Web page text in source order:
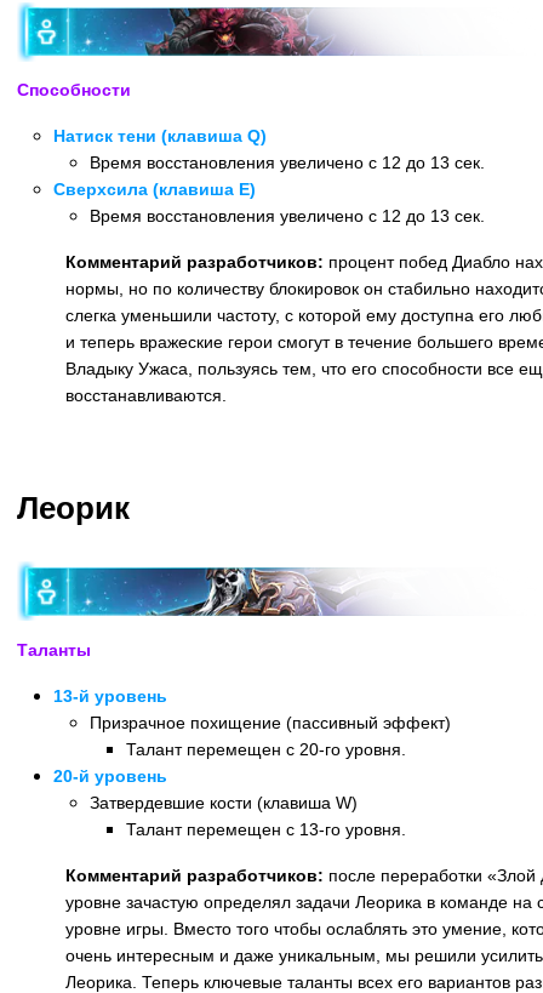
Способности
Натиск тени (клавиша Q)
Время восстановления увеличено с 12 до 13 сек.
Сверхсила (клавиша E)
Время восстановления увеличено с 12 до 13 сек.
Комментарий разработчиков: процент побед Диабло
нормы, но по количеству блокировок он стабильно
слегка уменьшили частоту, с которой ему доступна его
и теперь вражеские герои смогут в течение большего
Владыку Ужаса, пользуясь тем, что его способности все
восстанавливаются.
Леорик
Таланты
13-й уровень
Призрачное похищение (пассивный эффект)
Талант перемещен с 20-го уровня.
20-й уровень
Затвердевшие кости (клавиша W)
Талант перемещен с 13-го уровня.
Комментарий разработчиков: после переработки
уровне зачастую определял задачи Леорика в команде на
уровне игры. Вместо того чтобы ослаблять это умение,
очень интересным и даже уникальным, мы решили усилить
Леорика. Теперь ключевые таланты всех его вариантов